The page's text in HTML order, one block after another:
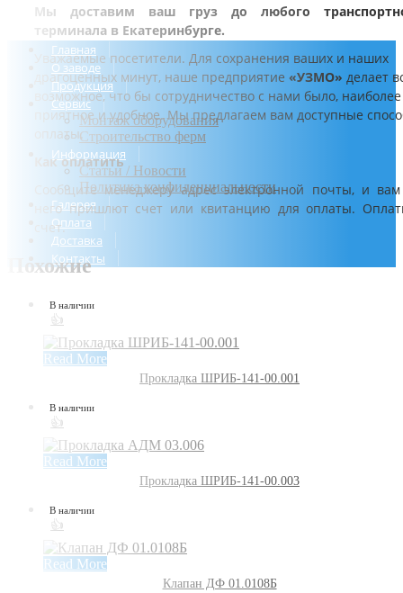
Главная
О заводе
Продукция
Сервис
Монтаж оборудования
Строительство ферм
Информация
Статьи / Новости
Политика конфиденциальности
Галерея
Оплата
Доставка
Контакты
Мы доставим ваш груз до любого
терминала в Екатеринбурге.
Уважаемые посетители. Для сохранения ваших и наших
драгоценных минут, наше предприятие «УЗМО» делает
возможное, что бы сотрудничество с нами было, наиболее
приятное и удобное. Мы предлагаем вам доступные
оплаты.
Как оплатить
Сообщите менеджеру адрес электронной почты, и
него пришлют счет или квитанцию для оплаты.
счет.
Похожие
В наличии
👍
Read More
Прокладка ШРИБ-141-00.001
В наличии
👍
Read More
Прокладка ШРИБ-141-00.003
В наличии
👍
Read More
Клапан ДФ 01.0108Б